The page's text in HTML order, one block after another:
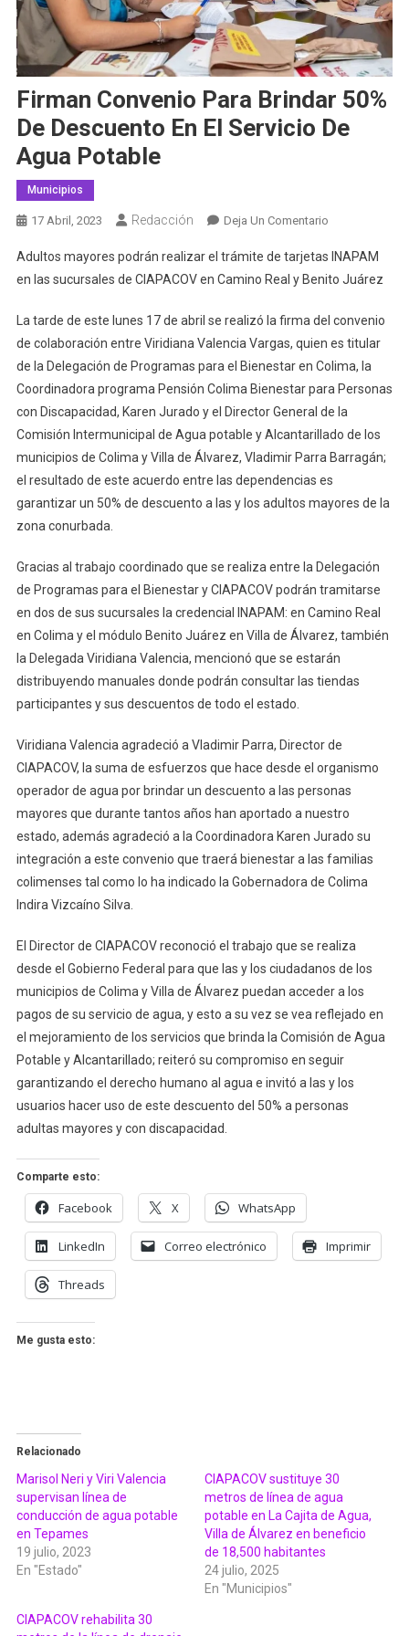
Firman Convenio Para Brindar 50%
De Descuento En El Servicio De
Agua Potable
Municipios
17 Abril, 2023 Redacción Deja Un ComentarioEn
Convenio
Para
50%
De
Descuento
En
El
Servicio
De
Adultos mayores podrán realizar el trámite de tarjetas INAPAM
en las sucursales de CIAPACOV en Camino Real y Benito Juárez
La tarde de este lunes 17 de abril se realizó la firma del convenio
de colaboración entre Viridiana Valencia Vargas, quien es titular
de la Delegación de Programas para el Bienestar en Colima, la
Coordinadora programa Pensión Colima Bienestar para Personas
con Discapacidad, Karen Jurado y el Director General de la
Comisión Intermunicipal de Agua potable y Alcantarillado de los
municipios de Colima y Villa de Álvarez, Vladimir Parra Barragán;
el resultado de este acuerdo entre las dependencias es
garantizar un 50% de descuento a las y los adultos mayores de la
zona conurbada.
Gracias al trabajo coordinado que se realiza entre la Delegación
de Programas para el Bienestar y CIAPACOV podrán tramitarse
en dos de sus sucursales la credencial INAPAM: en Camino Real
en Colima y el módulo Benito Juárez en Villa de Álvarez, también
la Delegada Viridiana Valencia, mencionó que se estarán
distribuyendo manuales donde podrán consultar las tiendas
participantes y sus descuentos de todo el estado.
Viridiana Valencia agradeció a Vladimir Parra, Director de
CIAPACOV, la suma de esfuerzos que hace desde el organismo
operador de agua por brindar un descuento a las personas
mayores que durante tantos años han aportado a nuestro
estado, además agradeció a la Coordinadora Karen Jurado su
integración a este convenio que traerá bienestar a las familias
colimenses tal como lo ha indicado la Gobernadora de Colima
Indira Vizcaíno Silva.
El Director de CIAPACOV reconoció el trabajo que se realiza
desde el Gobierno Federal para que las y los ciudadanos de los
municipios de Colima y Villa de Álvarez puedan acceder a los
pagos de su servicio de agua, y esto a su vez se vea reflejado en
el mejoramiento de los servicios que brinda la Comisión de Agua
Potable y Alcantarillado; reiteró su compromiso en seguir
garantizando el derecho humano al agua e invitó a las y los
usuarios hacer uso de este descuento del 50% a personas
adultas mayores y con discapacidad.
Comparte esto:
Facebook X WhatsApp
LinkedIn Correo electrónico Imprimir
Threads
Me gusta esto:
Relacionado
Marisol Neri y Viri Valencia
supervisan línea de
conducción de agua potable
en Tepames
19 julio, 2023
En "Estado"
CIAPACOV sustituye 30
metros de línea de agua
potable en La Cajita de Agua,
Villa de Álvarez en beneficio
de 18,500 habitantes
24 julio, 2025
En "Municipios"
CIAPACOV rehabilita 30